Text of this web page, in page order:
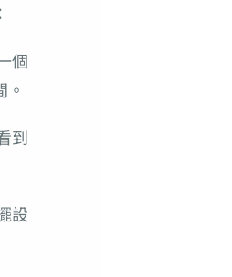
個
到
設